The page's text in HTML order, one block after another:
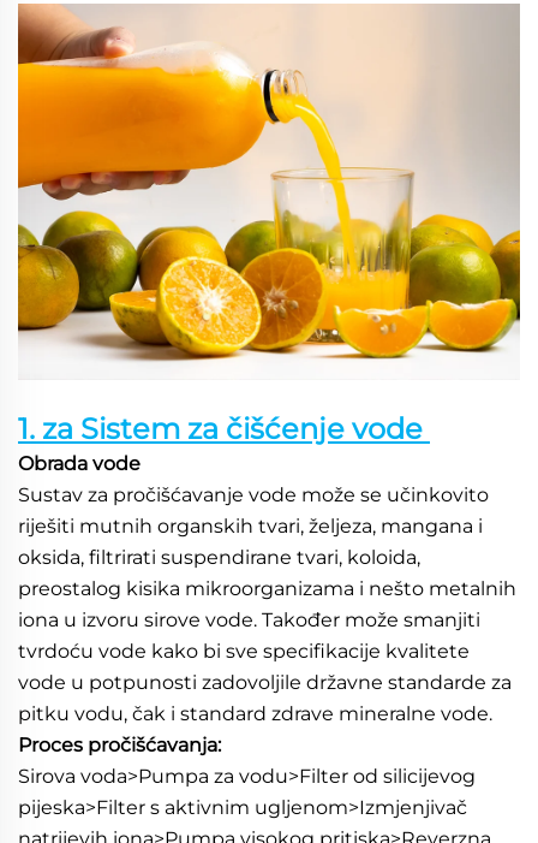
1. za Sistem za čišćenje vode
Obrada vode
Sustav za pročišćavanje vode može se učinkovito
riješiti mutnih organskih tvari, željeza, mangana i
oksida, filtrirati suspendirane tvari, koloida,
preostalog kisika mikroorganizama i nešto metalnih
iona u izvoru sirove vode. Također može smanjiti
tvrdoću vode kako bi sve specifikacije kvalitete
vode u potpunosti zadovoljile državne standarde za
pitku vodu, čak i standard zdrave mineralne vode.
Proces pročišćavanja:
Sirova voda>Pumpa za vodu>Filter od silicijevog
pijeska>Filter s aktivnim ugljenom>Izmjenjivač